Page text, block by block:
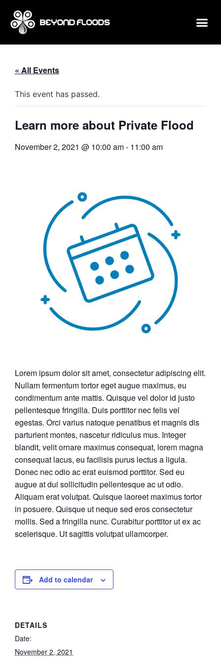
« All Events
This event has passed.
Learn more about Private Flood
November 2, 2021 @ 10:00 am- 11:00 am
Lorem ipsum dolor sit amet, consectetur adipiscing elit.
Nullam fermentum tortor eget augue maximus, eu
condimentum ante mattis. Quisque vel dolor id justo
pellentesque fringilla. Duis porttitor nec felis vel
egestas. Orci varius natoque penatibus et magnis dis
parturient montes, nascetur ridiculus mus. Integer
blandit, velit ornare maximus consequat, lorem magna
consequat lacus, eu facilisis purus lectus a ligula.
Donec nec odio ac erat euismod porttitor. Sed eu
augue at dui sollicitudin pellentesque ac ut odio.
Aliquam erat volutpat. Quisque laoreet maximus tortor
in posuere. Quisque ut neque sed eros consectetur
mollis. Sed a fringilla nunc. Curabitur porttitor ut ex ac
scelerisque. Ut sagittis volutpat ullamcorper.
Add to calendar
DETAILS
Date:
November 2, 2021